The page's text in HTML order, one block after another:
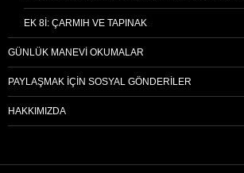
EK 8I: ÇARMIH VE TAPINAK
GÜNLÜK MANEVI OKUMALAR
PAYLAŞMAK İÇIN SOSYAL GÖNDERILER
HAKKIMIZDA